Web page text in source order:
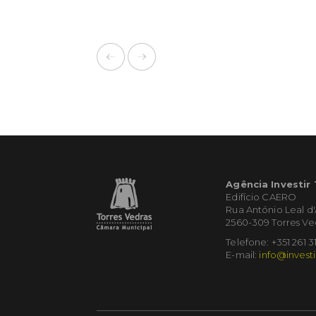
Agência Investir
Edifício CAERO
Rua António Leal
2560-309 Torres
Telefone: +351 261
E-mail: